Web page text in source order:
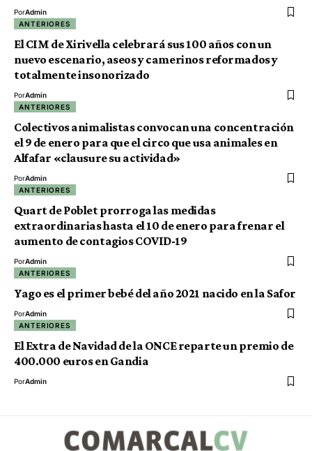
PorAdmin
ANTERIORES
El CIM de Xirivella celebrará sus 100 años con un
nuevo escenario, aseos y camerinos reformados y
totalmente insonorizado
PorAdmin
ANTERIORES
Colectivos animalistas convocan una concentración
el 9 de enero para que el circo que usa animales en
Alfafar «clausure su actividad»
PorAdmin
ANTERIORES
Quart de Poblet prorroga las medidas
extraordinarias hasta el 10 de enero para frenar el
aumento de contagios COVID-19
PorAdmin
ANTERIORES
Yago es el primer bebé del año 2021 nacido en la Safor
PorAdmin
ANTERIORES
El Extra de Navidad de la ONCE reparte un premio de
400.000 euros en Gandia
PorAdmin